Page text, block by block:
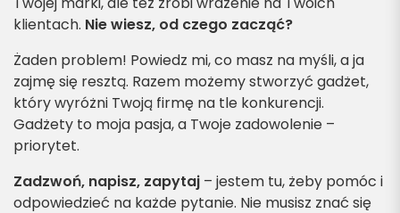
klientach. Nie wiesz, od czego zacząć?
Żaden problem! Powiedz mi, co masz na myśli, a ja
zajmę się resztą. Razem możemy stworzyć gadżet,
który wyróżni Twoją firmę na tle konkurencji.
Gadżety to moja pasja, a Twoje zadowolenie –
priorytet.
Zadzwoń, napisz, zapytaj – jestem tu, żeby pomóc i
odpowiedzieć na każde pytanie. Nie musisz znać się